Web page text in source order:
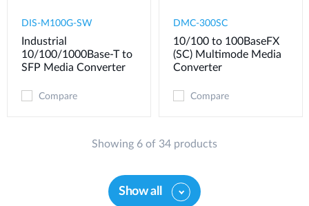
DIS-M100G-SW
Industrial
10/100/1000Base-T to
SFP Media Converter
Compare
DMC-300SC
10/100 to 100BaseFX
(SC) Multimode Media
Converter
Compare
Showing 6 of 34 products
Show all